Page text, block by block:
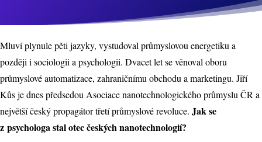
Mluví plynule pěti jazyky, vystudoval průmyslovou energetiku a
později i sociologii a psychologii. Dvacet let se věnoval oboru
průmyslové automatizace, zahraničnímu obchodu a marketingu. Jiří
Kůs je dnes předsedou Asociace nanotechnologického průmyslu ČR a
největší český propagátor třetí průmyslové revoluce. Jak se
z psychologa stal otec českých nanotechnologií?